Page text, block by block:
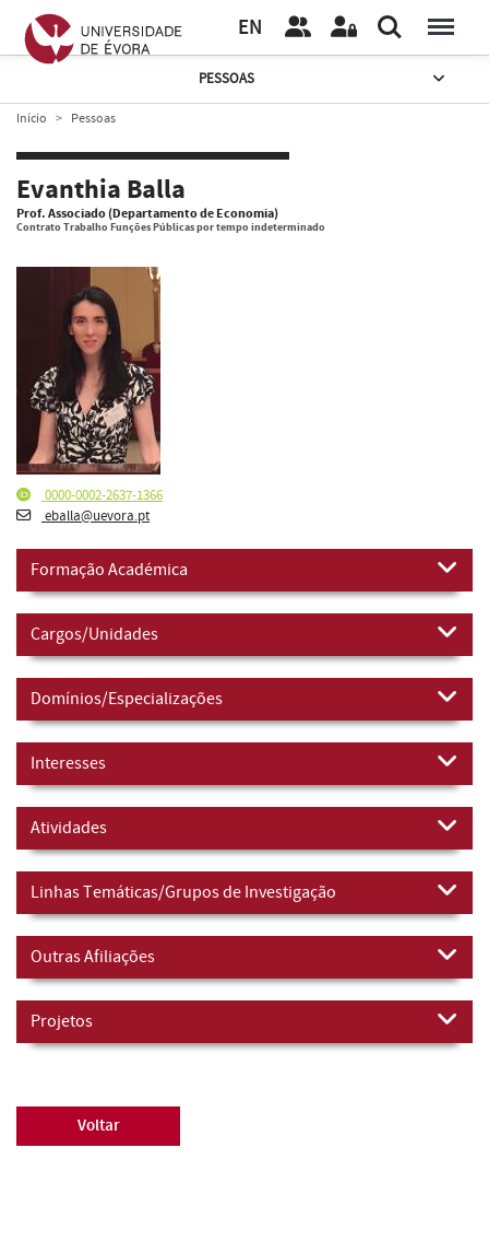
EN
PESSOAS
Início Pessoas
Evanthia Balla
Prof. Associado (Departamento de Economia)
Contrato Trabalho Funções Públicas por tempo indeterminado
0000-0002-2637-1366
eballa@uevora.pt
Formação Académica
Cargos/Unidades
Domínios/Especializações
Interesses
Atividades
Linhas Temáticas/Grupos de Investigação
Outras Afiliações
Projetos
Voltar